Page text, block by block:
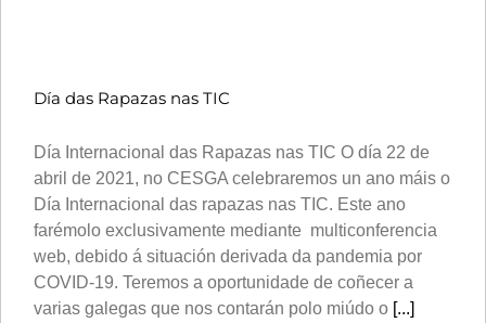
Día das Rapazas nas TIC
Día Internacional das Rapazas nas TIC O día 22 de
abril de 2021, no CESGA celebraremos un ano máis o
Día Internacional das rapazas nas TIC. Este ano
farémolo exclusivamente mediante multiconferencia
web, debido á situación derivada da pandemia por
COVID-19. Teremos a oportunidade de coñecer a
varias galegas que nos contarán polo miúdo o [...]